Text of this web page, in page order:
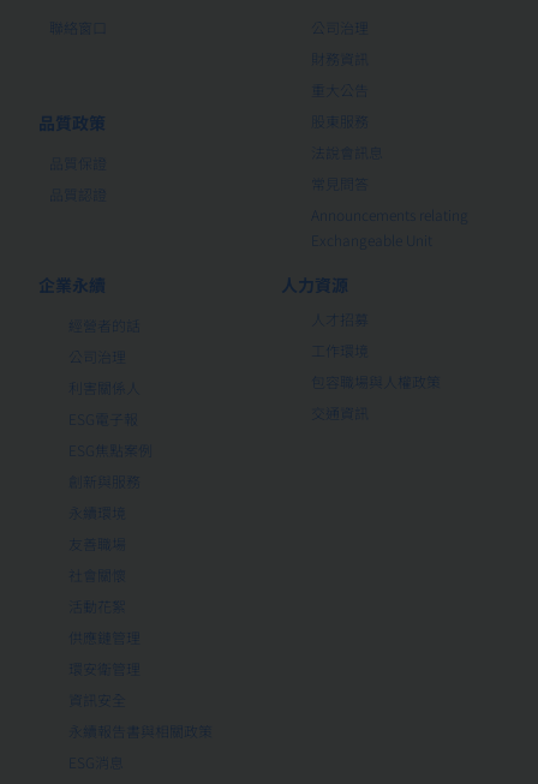
聯絡窗口
品質政策
品質保證
品質認證
公司治理
財務資訊
重大公告
股東服務
法說會訊息
常見問答
Announcements relating
Exchangeable Unit
企業永續
經營者的話
公司治理
利害關係人
ESG電子報
ESG焦點案例
創新與服務
永續環境
友善職場
社會關懷
活動花絮
供應鏈管理
環安衛管理
資訊安全
永續報告書與相關政策
ESG消息
人力資源
人才招募
工作環境
包容職場與人權政策
交通資訊